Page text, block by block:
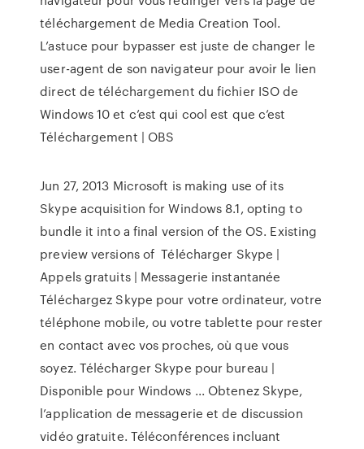
téléchargement de Media Creation Tool.
L’astuce pour bypasser est juste de changer le
user-agent de son navigateur pour avoir le lien
direct de téléchargement du fichier ISO de
Windows 10 et c’est qui cool est que c’est
Téléchargement | OBS
Jun 27, 2013 Microsoft is making use of its
Skype acquisition for Windows 8.1, opting to
bundle it into a final version of the OS. Existing
preview versions of Télécharger Skype |
Appels gratuits | Messagerie instantanée
Téléchargez Skype pour votre ordinateur, votre
téléphone mobile, ou votre tablette pour rester
en contact avec vos proches, où que vous
soyez. Télécharger Skype pour bureau |
Disponible pour Windows ... Obtenez Skype,
l’application de messagerie et de discussion
vidéo gratuite. Téléconférences incluant